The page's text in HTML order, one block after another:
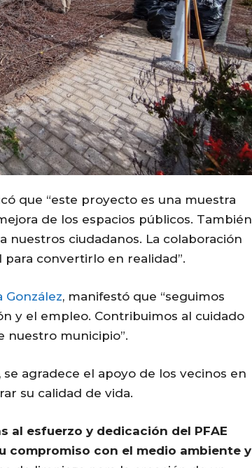
que “este proyecto es una muestra
de los espacios públicos. También
nuestros ciudadanos. La colaboración
para convertirlo en realidad”.
González, manifestó que “seguimos
y el empleo. Contribuimos al cuidado
nuestro municipio”.
agradece el apoyo de los vecinos en
su calidad de vida.
al esfuerzo y dedicación del PFAE
compromiso con el medio ambiente y